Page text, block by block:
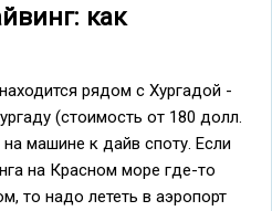
как
рядом с Хургадой -
(стоимость от 180 долл.
машине к дайв споту. Если
на Красном море где-то
то надо лететь в аэропорт